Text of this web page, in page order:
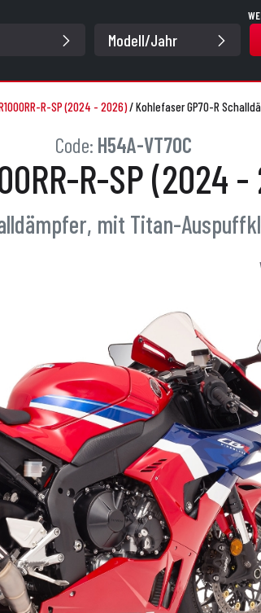
R-SP (2024 - 2026)/Kohlefaser GP70-R
Code: H54A-VT70C
R-SP (2024
mit Titan-